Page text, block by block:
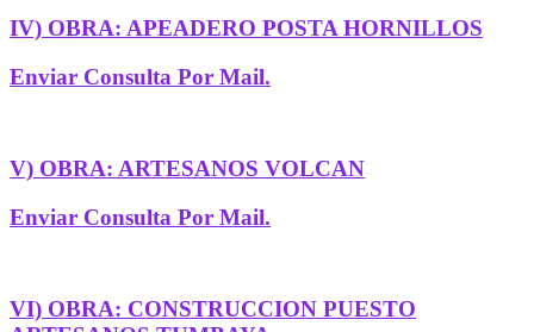
IV) OBRA: APEADERO POSTA HORNILLOS
Enviar Consulta Por Mail.
V) OBRA: ARTESANOS VOLCAN
Enviar Consulta Por Mail.
VI) OBRA: CONSTRUCCION PUESTO